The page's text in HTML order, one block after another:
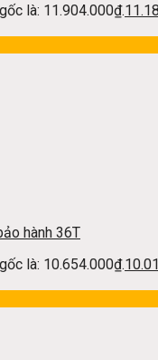
là: 11.904.000₫.
hành 36T
là: 10.654.000₫.